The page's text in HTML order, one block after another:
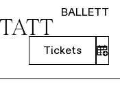
BALLETT
Tickets